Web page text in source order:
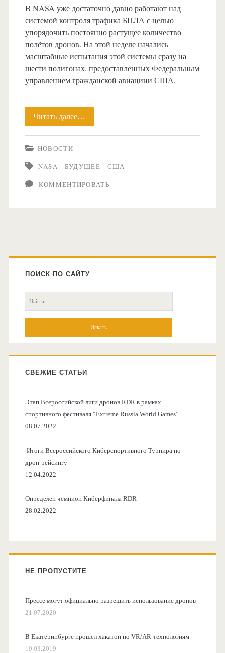
В NASA уже достаточно давно работают над
системой контроля трафика БПЛА с целью
упорядочить постоянно растущее количество
полётов дронов. На этой неделе начались
масштабные испытания этой системы сразу на
шести полигонах, предоставленных Федеральным
управлением гражданской авиациии США.
Читать далее…
США
испытания
предложенной
дронов
НОВОСТИ
NASA
БУДУЩЕЕ
США
КОММЕНТИРОВАТЬ
Главная
боковая
колонка
ПОИСК ПО САЙТУ
Поиск:
СВЕЖИЕ СТАТЬИ
Этап Всероссийской лиги дронов RDR в рамках
спортивного фестиваля “Extreme Russia World Games”
08.07.2022
Итоги Всероссийского Киберспортивного Турнира по
дрон-рейсингу
12.04.2022
Определен чемпион Киберфинала RDR
28.02.2022
НЕ ПРОПУСТИТЕ
Прессе могут официально разрешить использование дронов
21.07.2020
В Екатеринбурге прошёл хакатон по VR/AR-технологиям
19.03.2019